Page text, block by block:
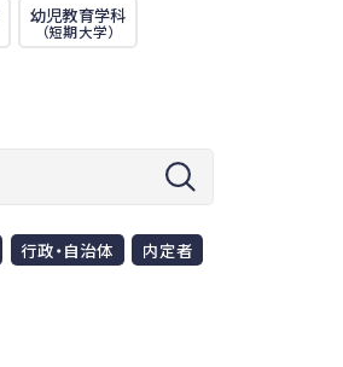
幼児教育学科
（短期大学）
行政・自治体
内定者